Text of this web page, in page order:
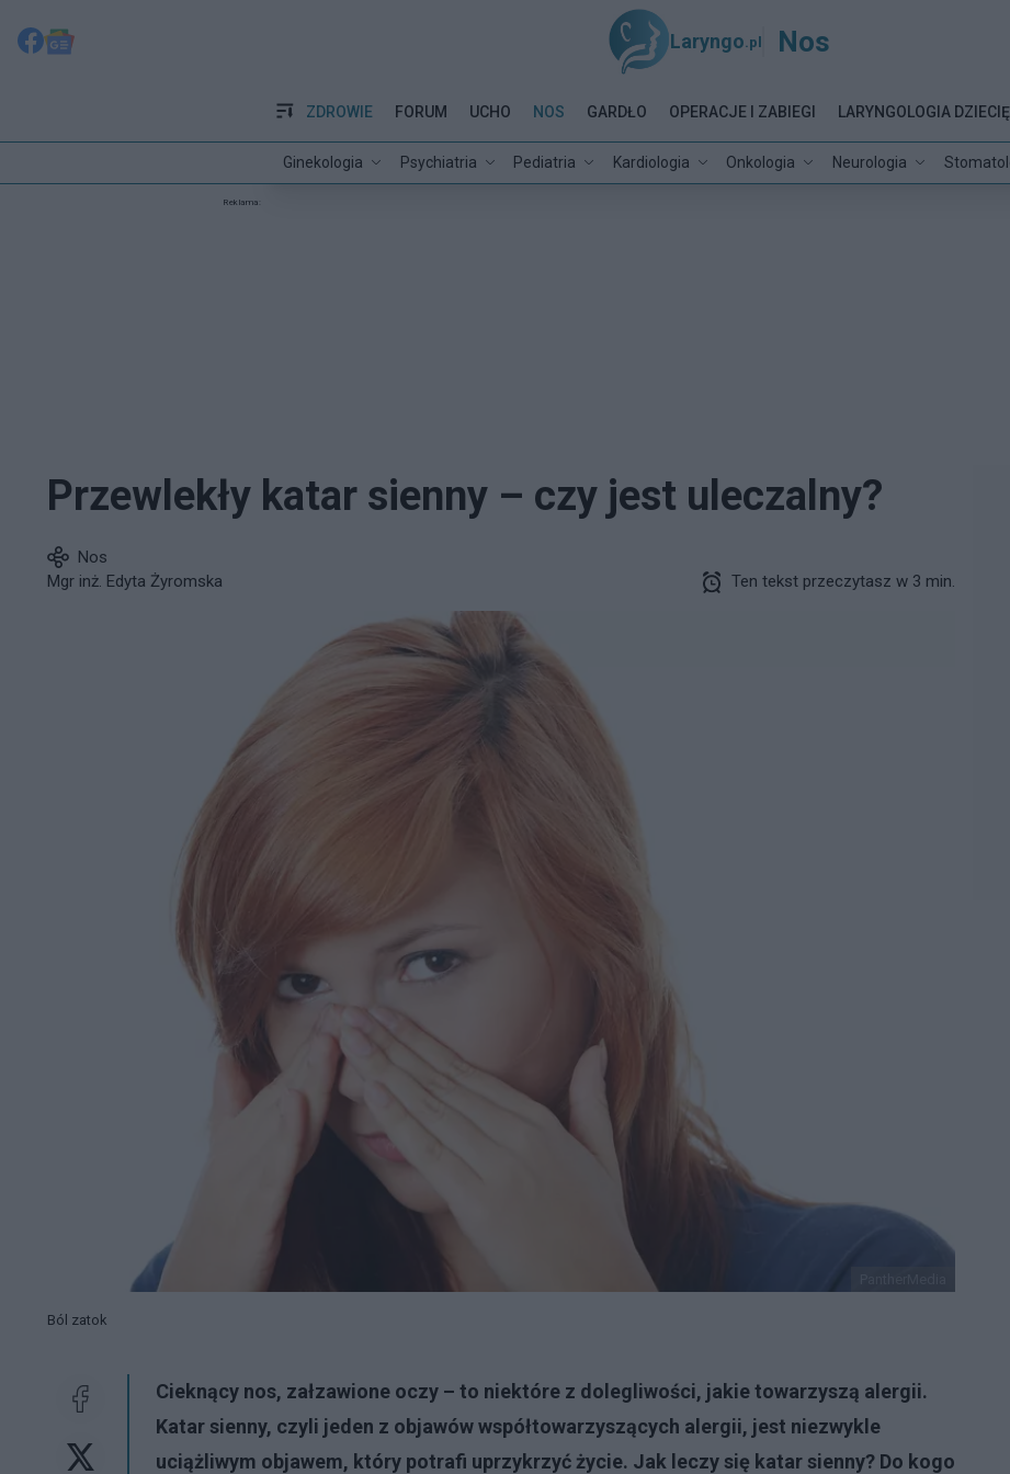
Laryngo .pl Nos
ZDROWIE
Ginekologia Psychiatria Pediatria Kardiologia Onkologia Neurologia
FORUM UCHO NOS GARDŁO OPERACJE I ZABIEGI LARYNGOLOGIA
Reklama:
Przewlekły katar sienny – czy jest uleczalny?
Nos
Mgr inż. Edyta Żyromska
Ten tekst przeczytasz w 3 min.
Ból zatok
Cieknący nos, załzawione oczy – to niektóre z dolegliwości, jakie towarzyszą alergii.
Katar sienny, czyli jeden z objawów współtowarzyszących alergii, jest niezwykle
uciążliwym objawem, który potrafi uprzykrzyć życie. Jak leczy się katar sienny? Do kogo